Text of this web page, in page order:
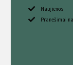
Naujienos
Pranešimai